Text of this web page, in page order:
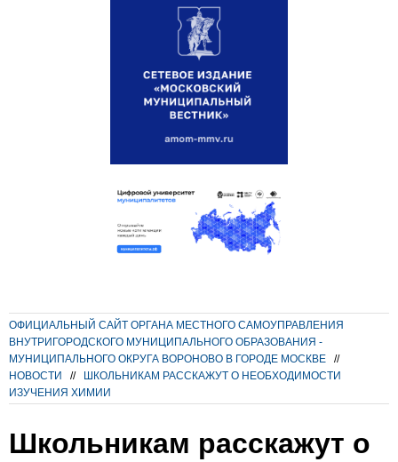
ОФИЦИАЛЬНЫЙ САЙТ ОРГАНА МЕСТНОГО САМОУПРАВЛЕНИЯ
ВНУТРИГОРОДСКОГО МУНИЦИПАЛЬНОГО ОБРАЗОВАНИЯ -
МУНИЦИПАЛЬНОГО ОКРУГА ВОРОНОВО В ГОРОДЕ МОСКВЕ
//
НОВОСТИ
//
ШКОЛЬНИКАМ РАССКАЖУТ О НЕОБХОДИМОСТИ
ИЗУЧЕНИЯ ХИМИИ
Школьникам расскажут о